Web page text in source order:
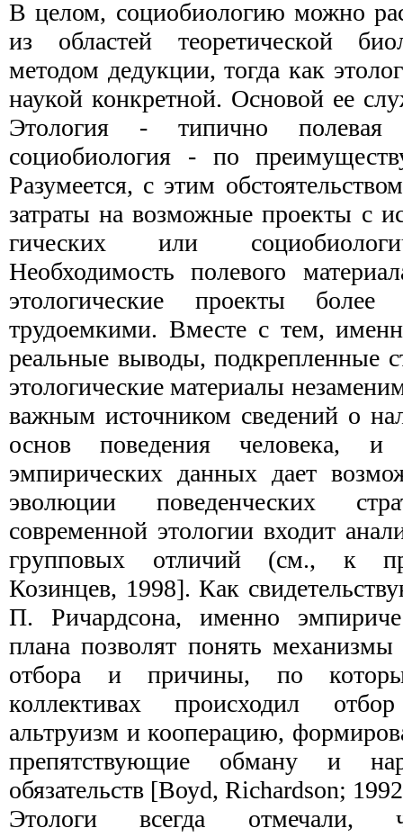
В целом, социобиологию можно
из областей теоретической
методом дедукции, тогда как
наукой конкретной. Основой ее
Этология - типично
социобиология - по
Разумеется, с этим
затраты на возможные проекты с
гических или
Необходимость полевого
этологические проекты
трудоемкими. Вместе с тем,
реальные выводы, подкрепленные
этологические материалы
важным источником сведений о
основ поведения человека, и
эмпириче­ских данных дает
эволюции поведенческих
современной этологии входит
групповых отличий (см., к
Козинцев, 1998]. Как
П. Ричардсона, именно
плана позволят понять механизмы
отбора и причины, по
коллективах происходил
альтруизм и кооперацию,
препятствующие обману и
обязательств [Воуd, Richardson;
Этологи всегда отмечали,